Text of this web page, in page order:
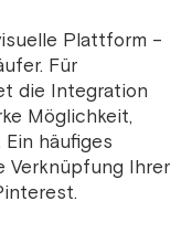
Plattform –
Für
die Integration
Möglichkeit,
häufiges
Verknüpfung Ihrer